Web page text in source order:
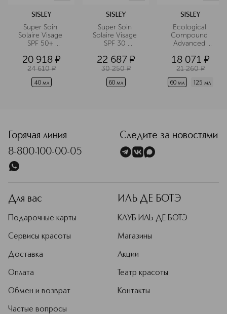
SISLEY
Super Soin
Solaire Visage
SPF 50+
крем для лица
20 918 ¤
24 610 ¤
40 мл
SISLEY
Super Soin
Solaire Visage
SPF 30
крем для лица
22 687 ¤
30 250 ¤
60 мл
SISLEY
Ecological
Compound
Advanced
Эмульсия
экологическая,
дополненная
формула
18 071 ¤
21 260 ¤
60 мл 125 мл
Горячая линия
8-800-100-00-05
Следите за новостями
Для вас
Подарочные карты
Сервисы красоты
Доставка
Оплата
Обмен и возврат
Частые вопросы
ИЛЬ ДЕ БОТЭ
КЛУБ ИЛЬ ДЕ БОТЭ
Магазины
Акции
Театр красоты
Контакты